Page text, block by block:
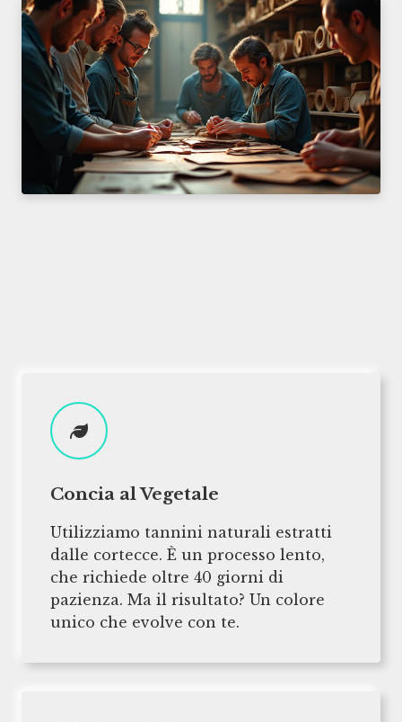
Concia al Vegetale
Utilizziamo tannini naturali estratti
dalle cortecce. È un processo lento,
che richiede oltre 40 giorni di
pazienza. Ma il risultato? Un colore
unico che evolve con te.